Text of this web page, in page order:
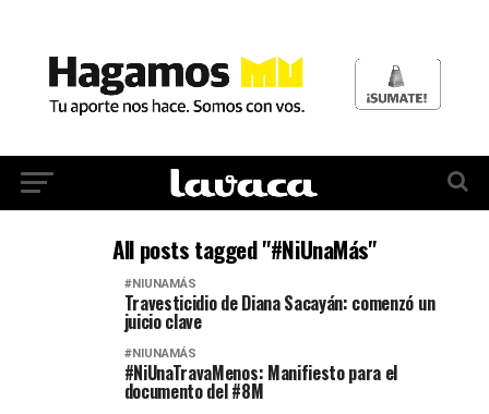
All posts tagged "#NiUnaMás"
#NIUNAMÁS
Travesticidio de Diana Sacayán: comenzó un
juicio clave
#NIUNAMÁS
#NiUnaTravaMenos: Manifiesto para el
documento del #8M